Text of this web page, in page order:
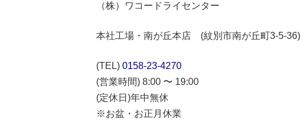
（株）ワコードライセンター
本社工場・南が丘本店 (紋別市南が丘町3-5-36)
(TEL) 0158-23-4270
(営業時間) 8:00 〜 19:00
(定休日)年中無休
※お盆・お正月休業